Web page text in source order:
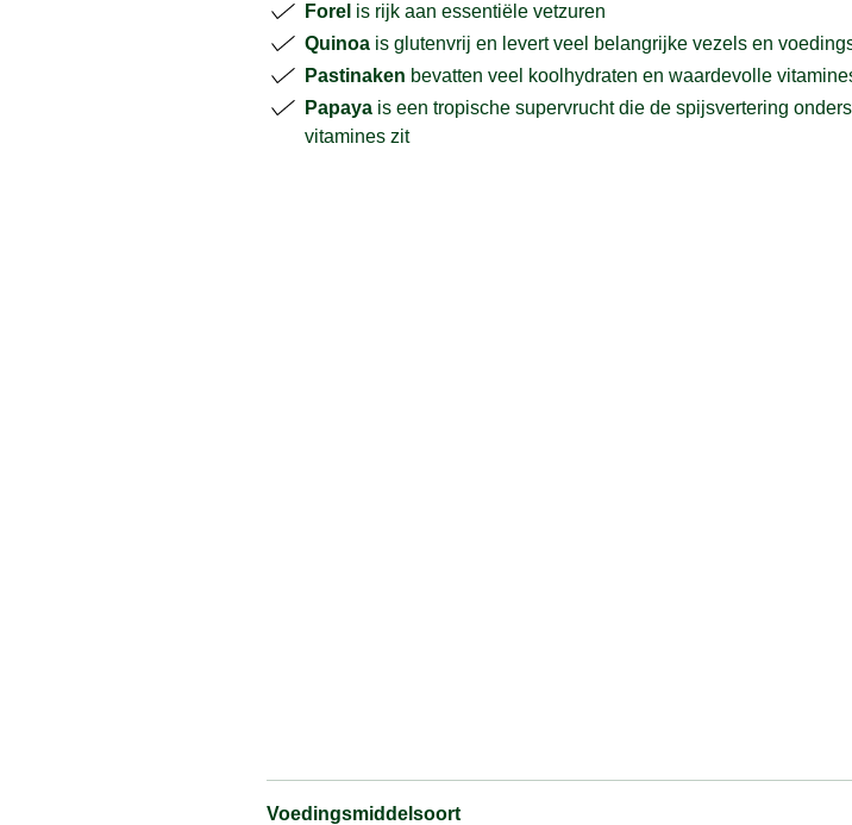
Forel is rijk aan essentiële vetzuren
Quinoa is glutenvrij en levert veel belangrijke vezels en
Pastinaken bevatten veel koolhydraten en waardevolle
Papaya is een tropische supervrucht die de spijsvertering
vitamines zit
Voedingsmiddelsoort